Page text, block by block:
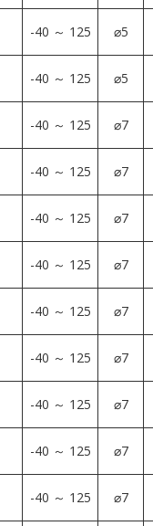
-40 ～ 125 ⌀5
-40 ～ 125 ⌀5
-40 ～ 125 ⌀7
-40 ～ 125 ⌀7
-40 ～ 125 ⌀7
-40 ～ 125 ⌀7
-40 ～ 125 ⌀7
-40 ～ 125 ⌀7
-40 ～ 125 ⌀7
-40 ～ 125 ⌀7
-40 ～ 125 ⌀7